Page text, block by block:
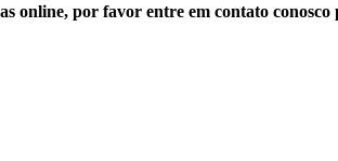
online, por favor entre em contato